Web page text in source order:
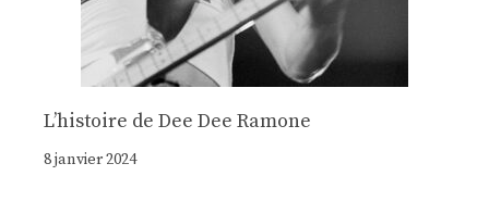
Lʼhistoire de Dee Dee Ramone
8 janvier 2024